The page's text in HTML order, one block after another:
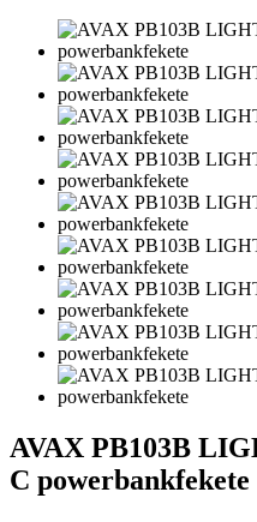
AVAX PB103B
C powerbankfekete